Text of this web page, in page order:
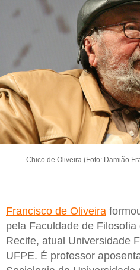
Chico de Oliveira (Foto: Damião
Francisco de Oliveira
pela Faculdade de
Recife, atual Universidade
UFPE. É professor